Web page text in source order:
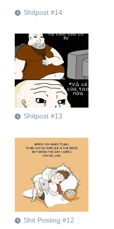
Shitpost #14
Shitpost #13
Shit Posting #12